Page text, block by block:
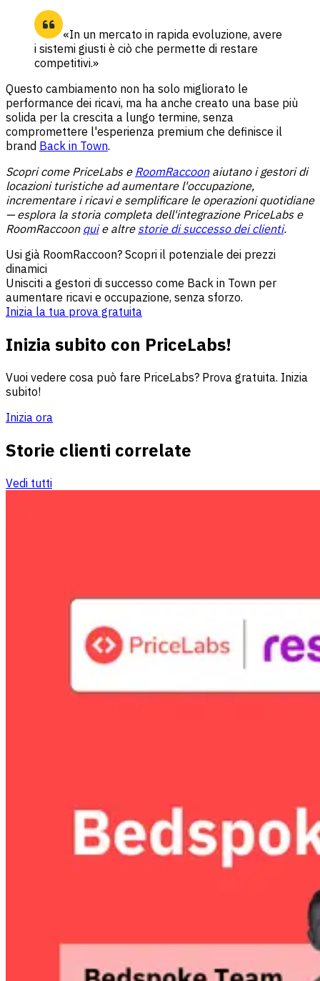
«In un mercato in rapida evoluzione, avere
i sistemi giusti è ciò che permette di restare
competitivi.»
Questo cambiamento non ha solo migliorato le
performance dei ricavi, ma ha anche creato una base più
solida per la crescita a lungo termine, senza
compromettere l'esperienza premium che definisce il
brand Back in Town.
Scopri come PriceLabs e RoomRaccoonaiutano i gestori di
locazioni turistiche ad aumentare l'occupazione,
incrementare i ricavi e semplificare le operazioni quotidiane
— esplora la storia completa dell'integrazione PriceLabs e
RoomRaccoon quie altre storie di successo dei clienti.
Usi già RoomRaccoon? Scopri il potenziale dei prezzi
dinamici
Unisciti a gestori di successo come Back in Town per
aumentare ricavi e occupazione, senza sforzo.
Inizia la tua prova gratuita
Inizia subito con PriceLabs!
Vuoi vedere cosa può fare PriceLabs? Prova gratuita. Inizia
subito!
Inizia ora
Storie clienti correlate
Vedi tutti